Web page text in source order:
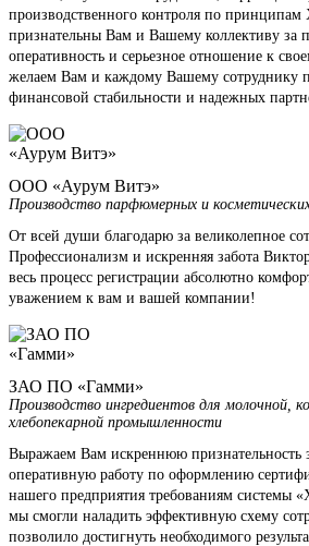
производственного контроля по
признательны Вам и Вашему коллективу за
оперативность и серьезное отношение к
желаем Вам и каждому Вашему сотруднику
финансовой стабильности и надежных
ООО «Аурум Витэ»
Производство парфюмерных и
От всей души благодарю за великолепное
Профессионализм и искренняя забота
весь процесс регистрации абсолютно
уважением к вам и вашей компании!
ЗАО ПО «Гамми»
Производство ингредиентов для молочной,
хлебопекарной промышленности
Выражаем Вам искреннюю признательность
оперативную работу по оформлению
нашего предприятия требованиям системы
мы смогли наладить эффективную схему
позволило достигнуть необходимого